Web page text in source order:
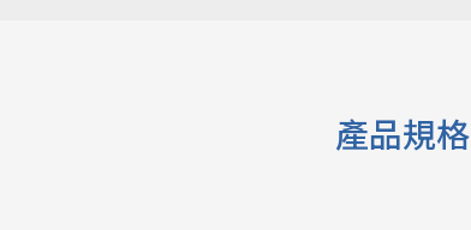
產品規格